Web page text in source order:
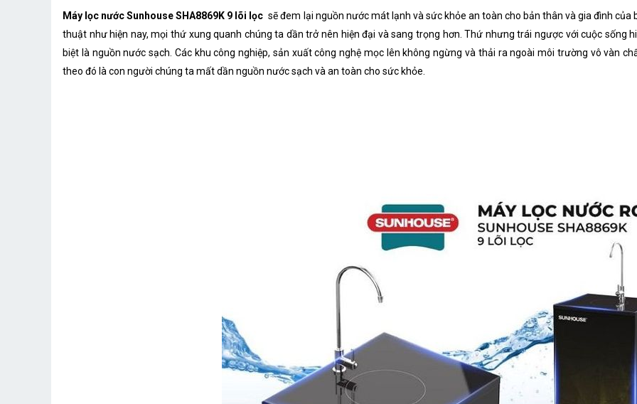
Máy lọc nước Sunhouse SHA8869K 9 lõi lọc sẽ đem lại nguồn nước mát lạnh và sức khỏe an toàn cho bản thân và gia đình của
thuật như hiện nay, mọi thứ xung quanh chúng ta dần trở nên hiện đại và sang trọng hơn. Thứ nhưng trái ngược với cuộc sống
biệt là nguồn nước sạch. Các khu công nghiệp, sản xuất công nghệ mọc lên không ngừng và thải ra ngoài môi trường vô vàn
theo đó là con người chúng ta mất dần nguồn nước sạch và an toàn cho sức khỏe.